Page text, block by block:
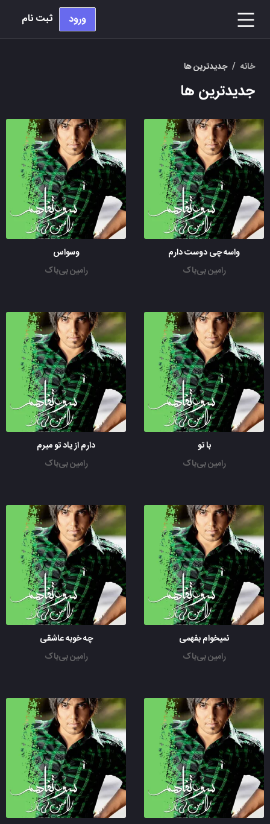
ورود ثبت نام
خانه / جدیدترین ها
جدیدترین ها
واسه چی دوست دارم
رامین بی‌باک
وسواس
رامین بی‌باک
با تو
رامین بی‌باک
دارم از یاد تو میرم
رامین بی‌باک
نمیخوام بفهمی
رامین بی‌باک
چه خوبه عاشقی
رامین بی‌باک